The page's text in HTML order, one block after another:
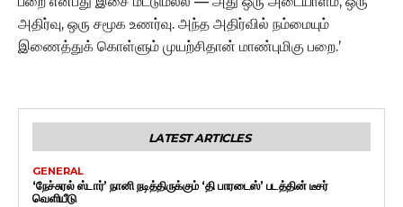
அதிர்வு, ஒரு சமூக உணர்வு. அந்த அதிர்வில் நம்மையும்
இணைத்துக் கொள்ளும் முயற்சிதான் மாண்புமிகு பறை.’
LATEST ARTICLES
GENERAL
‘நேச்சுரல் ஸ்டார்’ நானி நடித்திருக்கும் ‘தி பாரடைஸ்’ படத்தின் டீசர்
வெளியீடு